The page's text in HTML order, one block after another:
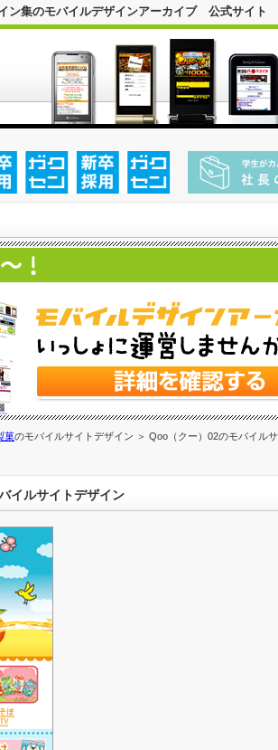
ン集のモバイルデザインアーカイブ 公式サイト
菓のモバイルサイトデザイン ＞ Qoo（クー）02のモバイル
イルサイトデザイン